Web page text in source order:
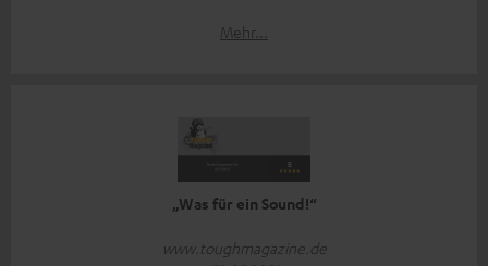
Mehr...
„Was für ein Sound!“
www.toughmagazine.de